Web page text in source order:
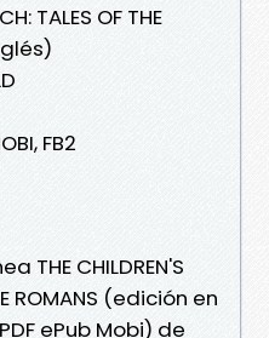
TALES OF THE
FB2
THE CHILDREN'S
ROMANS (edición en
ePub Mobi) de